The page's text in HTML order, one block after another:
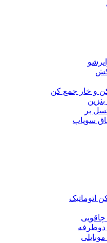
کش
و خار جمع کن
بر
سوپاپ
اتوماتیک
دوطرفه